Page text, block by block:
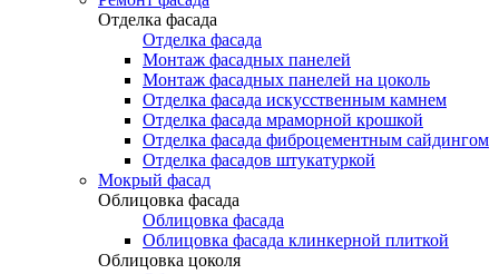
Отделка фасада
Отделка фасада
Монтаж фасадных панелей
Монтаж фасадных панелей на цоколь
Отделка фасада искусственным камнем
Отделка фасада мраморной крошкой
Отделка фасада фиброцементным сайдингом
Отделка фасадов штукатуркой
Мокрый фасад
Облицовка фасада
Облицовка фасада
Облицовка фасада клинкерной плиткой
Облицовка цоколя